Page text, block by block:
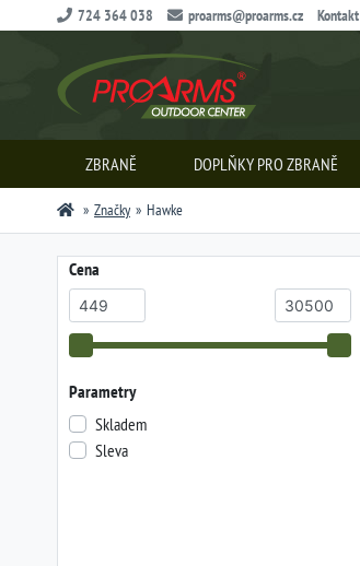
724 364 038 proarms@proarms.cz Kontakt
ZBRANĚ DOPLŇKY PRO ZBRANĚ
Značky Hawke
Cena
Parametry
Skladem
Sleva